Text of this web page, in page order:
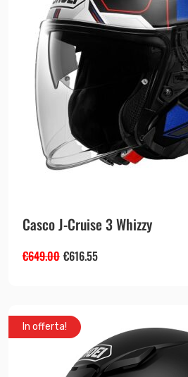
Casco J-Cruise 3 Whizzy
€649.00 €616.55
In offerta!